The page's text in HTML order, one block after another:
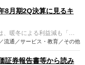
8月期2Q決算に見るキ
暖冬による利益減も「リ
ス」への戦略シフトで収益基
得した岐阜のスタジアム命
どんな役割を担えるのか、
流通／サービス・教育／その他
証券報告書等から読み